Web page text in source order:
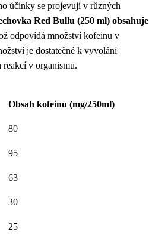
účinky se projevují v různých
Red Bullu (250 ml) obsahuje
odpovídá množství kofeinu v
je dostatečné k vyvolání
v organismu.
Obsah kofeinu (mg/250ml)
80
95
63
30
25